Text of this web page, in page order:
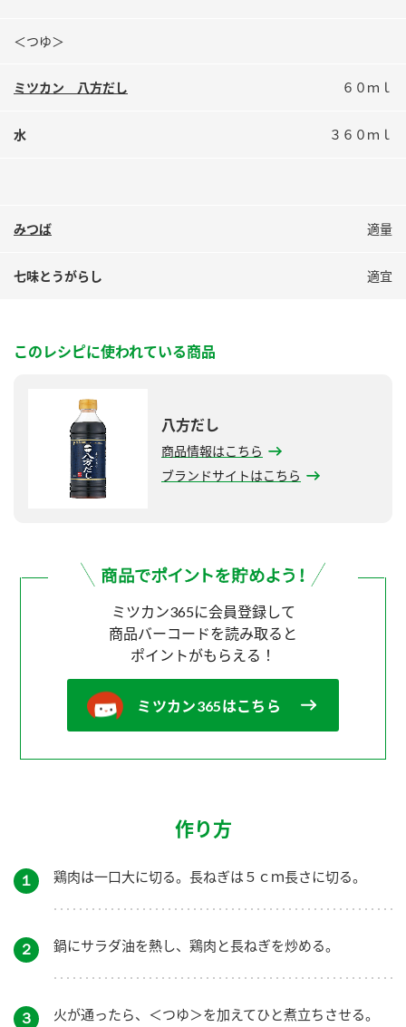
業務用サイト
＜つゆ＞
ミツカン 八方だし ６０ｍｌ
水 ３６０ｍｌ
みつば 適量
七味とうがらし 適宜
このレシピに使われている商品
八方だし
商品情報はこちら
ブランドサイトはこちら
ミツカン365に会員登録して
商品バーコードを読み取ると
ポイントがもらえる！
ミツカン365はこちら
作り方
１ 鶏肉は一口大に切る。長ねぎは５ｃｍ長さに切る。
２ 鍋にサラダ油を熱し、鶏肉と長ねぎを炒める。
３ 火が通ったら、＜つゆ＞を加えてひと煮立ちさせる。